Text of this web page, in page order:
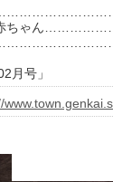
赤ちゃん
月号」